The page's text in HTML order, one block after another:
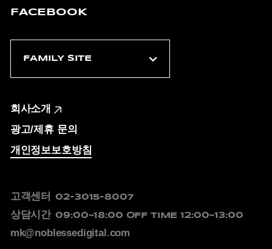
FACEBOOK
회사소개
광고/제휴 문의
개인정보보호방침
고객센터 02-3015-8007
상담시간 09:00~18:00 OFF TIME 12:00~13:00
mk@noblessedigital.com